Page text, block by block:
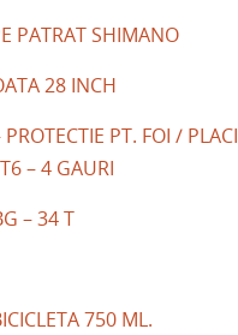
PATRAT SHIMANO
28 INCH
PT. FOI /
– 4 GAURI
– 34 T
750 ML.